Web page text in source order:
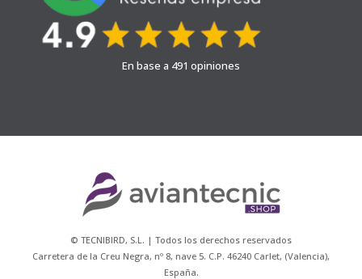
En base a 491 opiniones
© TECNIBIRD, S.L. | Todos los derechos reservados
Carretera de la Creu Negra, nº 8, nave 5. C.P. 46240 Carlet, (Valencia),
España.